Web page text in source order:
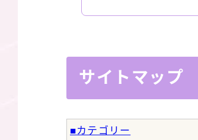
サイトマップ
■カテゴリー